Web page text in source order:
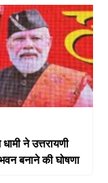
ने उत्तरायणी
बनाने की घोषणा